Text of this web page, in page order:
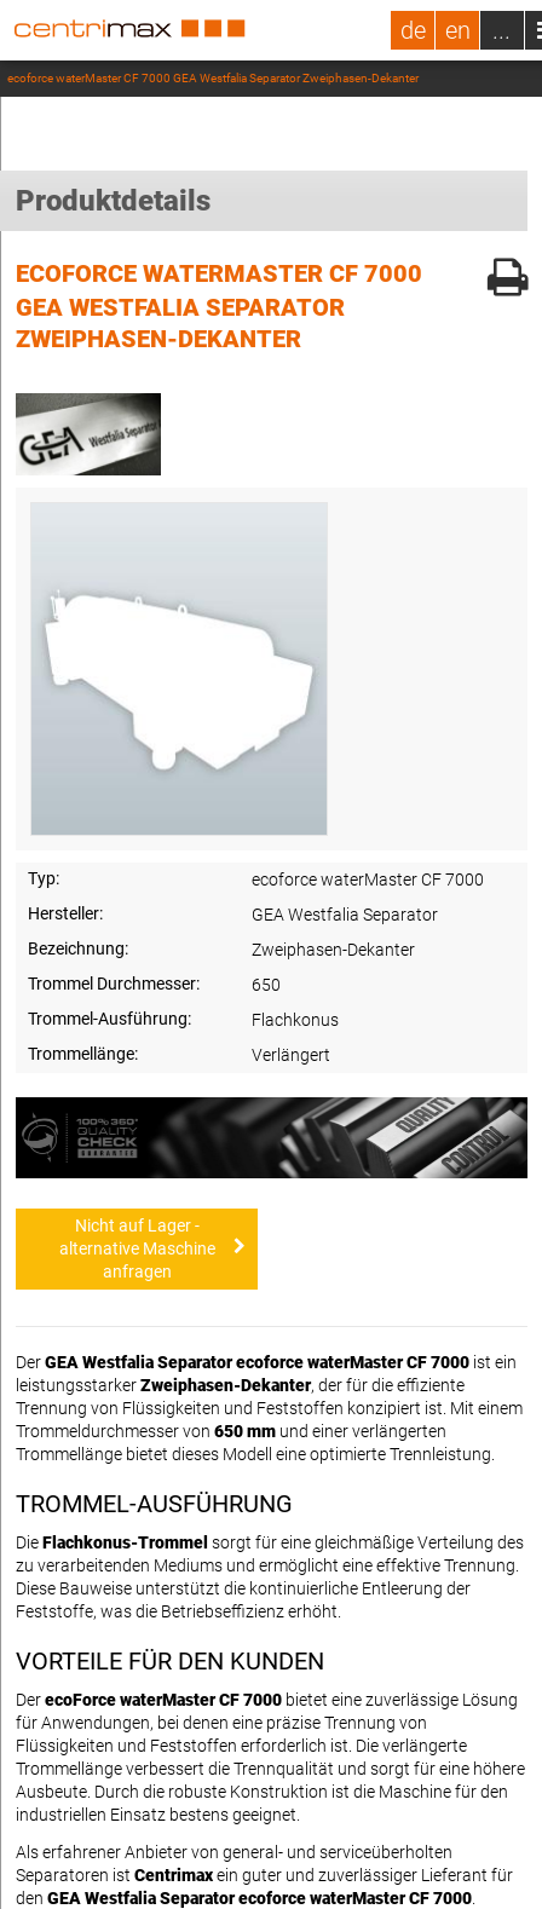
de en ...
ecoforce waterMaster CF 7000 GEA Westfalia Separator Zweiphasen-Dekanter
Produktdetails
ECOFORCE WATERMASTER CF 7000
GEA WESTFALIA SEPARATOR
ZWEIPHASEN-DEKANTER
Typ:
ecoforce waterMaster CF 7000
Hersteller:
GEA Westfalia Separator
Bezeichnung:
Zweiphasen-Dekanter
Trommel Durchmesser:
650
Trommel-Ausführung:
Flachkonus
Trommellänge:
Verlängert
Nicht auf Lager -
alternative Maschine
anfragen
DerGEA Westfalia Separator ecoforce waterMaster CF 7000 ist ein
leistungsstarkerZweiphasen-Dekanter, der für die effiziente
Trennung von Flüssigkeiten und Feststoffen konzipiert ist. Mit einem
Trommeldurchmesser von 650 mm und einer verlängerten
Trommellänge bietet dieses Modell eine optimierte Trennleistung.
TROMMEL-AUSFÜHRUNG
DieFlachkonus-Trommel sorgt für eine gleichmäßige Verteilung des
zu verarbeitenden Mediums und ermöglicht eine effektive Trennung.
Diese Bauweise unterstützt die kontinuierliche Entleerung der
Feststoffe, was die Betriebseffizienz erhöht.
VORTEILE FÜR DEN KUNDEN
DerecoForce waterMaster CF 7000 bietet eine zuverlässige Lösung
für Anwendungen, bei denen eine präzise Trennung von
Flüssigkeiten und Feststoffen erforderlich ist. Die verlängerte
Trommellänge verbessert die Trennqualität und sorgt für eine höhere
Ausbeute. Durch die robuste Konstruktion ist die Maschine für den
industriellen Einsatz bestens geeignet.
Als erfahrener Anbieter von general- und serviceüberholten
Separatoren ist Centrimaxein guter und zuverlässiger Lieferant für
den GEA Westfalia Separator ecoforce waterMaster CF 7000